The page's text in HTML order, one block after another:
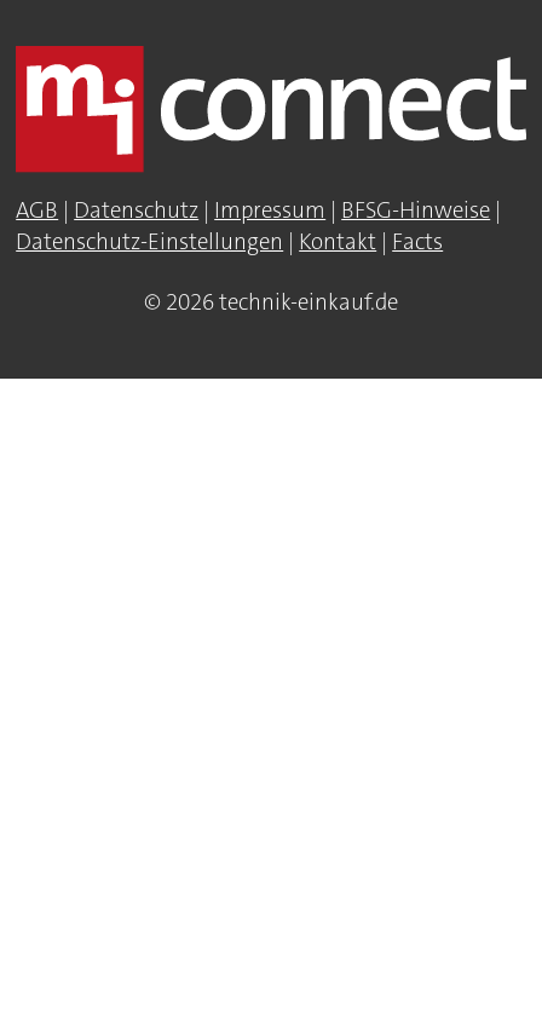
AGB | Datenschutz | Impressum | BFSG-Hinweise |
Datenschutz-Einstellungen | Kontakt | Facts
© 2026 technik-einkauf.de